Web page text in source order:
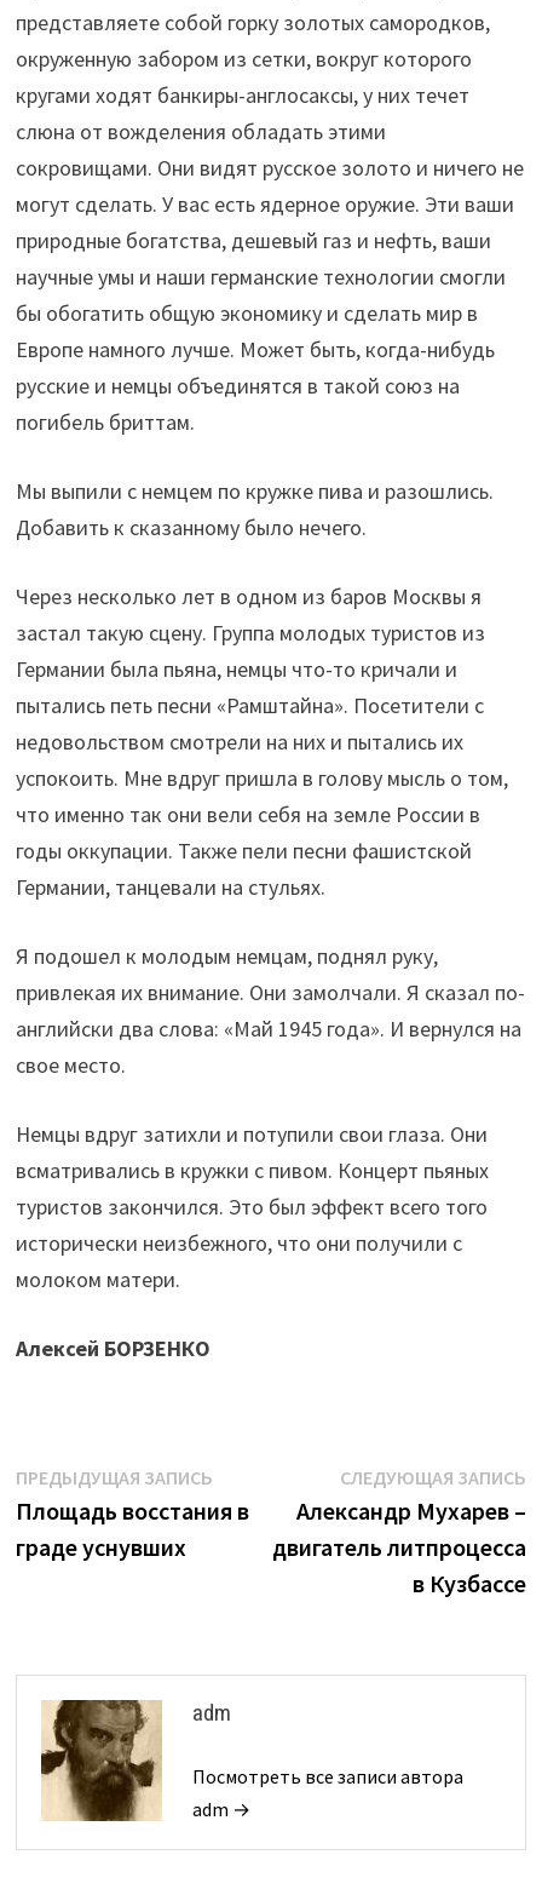
представляете собой горку золотых самородков,
окруженную забором из сетки, вокруг которого
кругами ходят банкиры-англосаксы, у них течет
слюна от вожделения обладать этими
сокровищами. Они видят русское золото и ничего не
могут сделать. У вас есть ядерное оружие. Эти ваши
природные богатства, дешевый газ и нефть, ваши
научные умы и наши германские технологии смогли
бы обогатить общую экономику и сделать мир в
Европе намного лучше. Может быть, когда-нибудь
русские и немцы объединятся в такой союз на
погибель бриттам.
Мы выпили с немцем по кружке пива и разошлись.
Добавить к сказанному было нечего.
Через несколько лет в одном из баров Москвы я
застал такую сцену. Группа молодых туристов из
Германии была пьяна, немцы что-то кричали и
пытались петь песни «Рамштайна». Посетители с
недовольством смотрели на них и пытались их
успокоить. Мне вдруг пришла в голову мысль о том,
что именно так они вели себя на земле России в
годы оккупации. Также пели песни фашистской
Германии, танцевали на стульях.
Я подошел к молодым немцам, поднял руку,
привлекая их внимание. Они замолчали. Я сказал по-
английски два слова: «Май 1945 года». И вернулся на
свое место.
Немцы вдруг затихли и потупили свои глаза. Они
всматривались в кружки с пивом. Концерт пьяных
туристов закончился. Это был эффект всего того
исторически неизбежного, что они получили с
молоком матери.
Алексей БОРЗЕНКО
Навигация
по
записям
ПРЕДЫДУЩАЯ ЗАПИСЬПредыдущая
запись:
Площадь восстания в
граде уснувших
СЛЕДУЮЩАЯ ЗАПИСЬ
Александр Мухарев –
двигатель литпроцесса
в Кузбассе
adm
Посмотреть все записи автора
adm →